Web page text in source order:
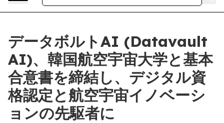
データボルトAI (Datavault
AI)、韓国航空宇宙大学と基本
合意書を締結し、デジタル資
格認定と航空宇宙イノベーシ
ョンの先駆者に